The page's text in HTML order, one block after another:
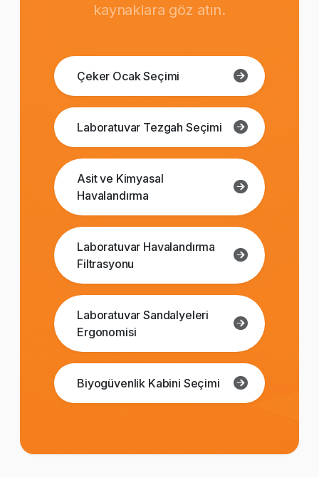
kaynaklara göz atın.
Çeker Ocak Seçimi
Laboratuvar Tezgah Seçimi
Asit ve Kimyasal
Havalandırma
Laboratuvar Havalandırma
Filtrasyonu
Laboratuvar Sandalyeleri
Ergonomisi
Biyogüvenlik Kabini Seçimi